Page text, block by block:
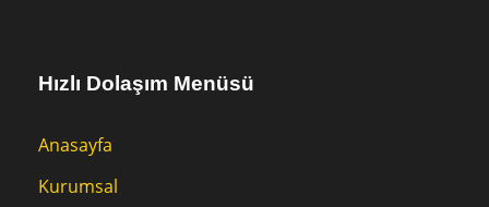
Hızlı Dolaşım Menüsü
Anasayfa
Kurumsal